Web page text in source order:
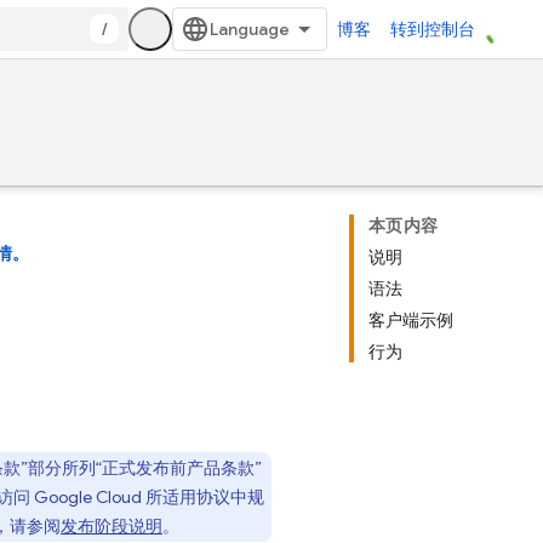
/ 博客 转到控制台
本页内容
说明
语法
客户端示例
行为
。
”部分所列“正式发布前产品条款”
问 Google Cloud 所适用协议中规
请参阅发布阶段说明。